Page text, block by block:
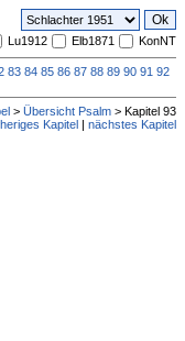
Lu1912 Elb1871 KonNT
83 84 85 86 87 88 89 90 91 92
> Übersicht Psalm > Kapitel 93
Kapitel | nächstes Kapitel